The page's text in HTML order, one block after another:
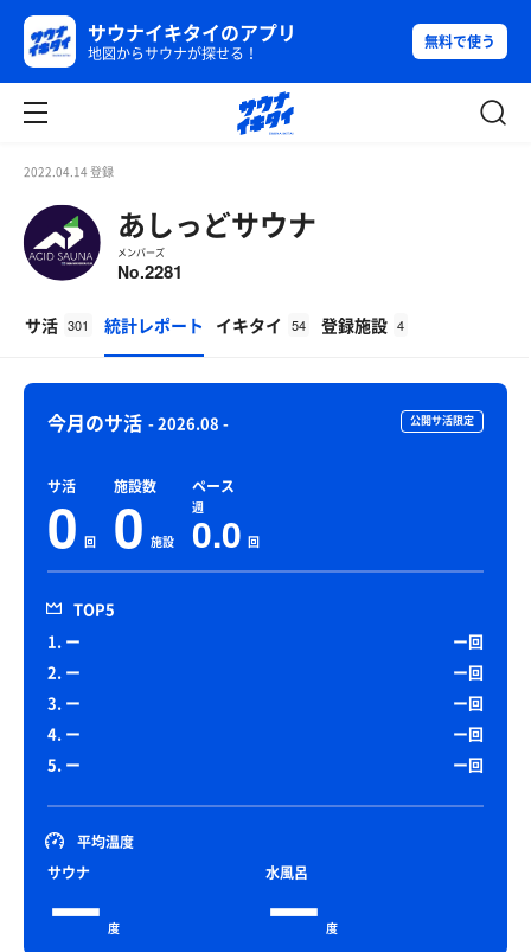
サウナイキタイのアプリ
地図からサウナが探せる！
無料で使う
2022.04.14 登録
あしっどサウナ
メンバーズ
No.2281
サ活 301 統計レポート イキタイ 54 登録施設 4
今月のサ活 - 2026.08 - 公開サ活限定
サ活
0 回
施設数
0 施設
ペース
週
0.0 回
TOP5
1. ー
ー回
2. ー
ー回
3. ー
ー回
4. ー
ー回
5. ー
ー回
平均温度
サウナ
ー 度
水風呂
ー 度